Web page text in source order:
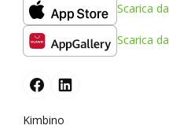
Scarica da
Scarica da
Kimbino